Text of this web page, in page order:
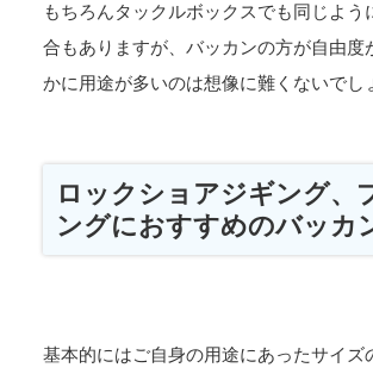
もちろんタックルボックスでも同じよう
合もありますが、バッカンの方が自由度
かに用途が多いのは想像に難くないでし
ロックショアジギング、
ングにおすすめのバッカ
基本的にはご自身の用途にあったサイズ